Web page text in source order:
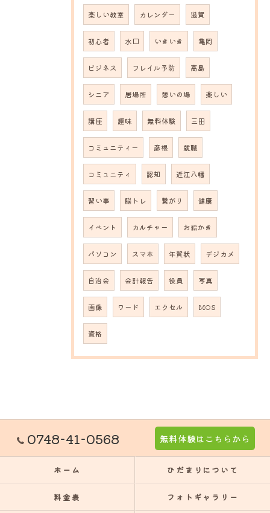
楽しい教室 カレンダー 滋賀
初心者 水口 いきいき 亀岡
ビジネス フレイル予防 高島
シニア 居場所 憩いの場 楽しい
講座 趣味 無料体験 三田
コミュニティー 彦根 就職
コミュニティ 認知 近江八幡
習い事 脳トレ 繋がり 健康
イベント カルチャー お絵かき
パソコン スマホ 年賀状 デジカメ
自治会 会計報告 役員 写真
画像 ワード エクセル MOS
資格
0748-41-0568 無料体験はこちらから
ホーム ひだまりについて
料金表 フォトギャラリー